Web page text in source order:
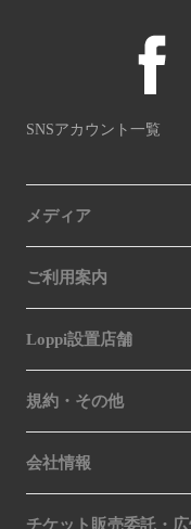
SNSアカウント一覧
メディア
ご利用案内
Loppi設置店舗
規約・その他
会社情報
チケット販売委託・